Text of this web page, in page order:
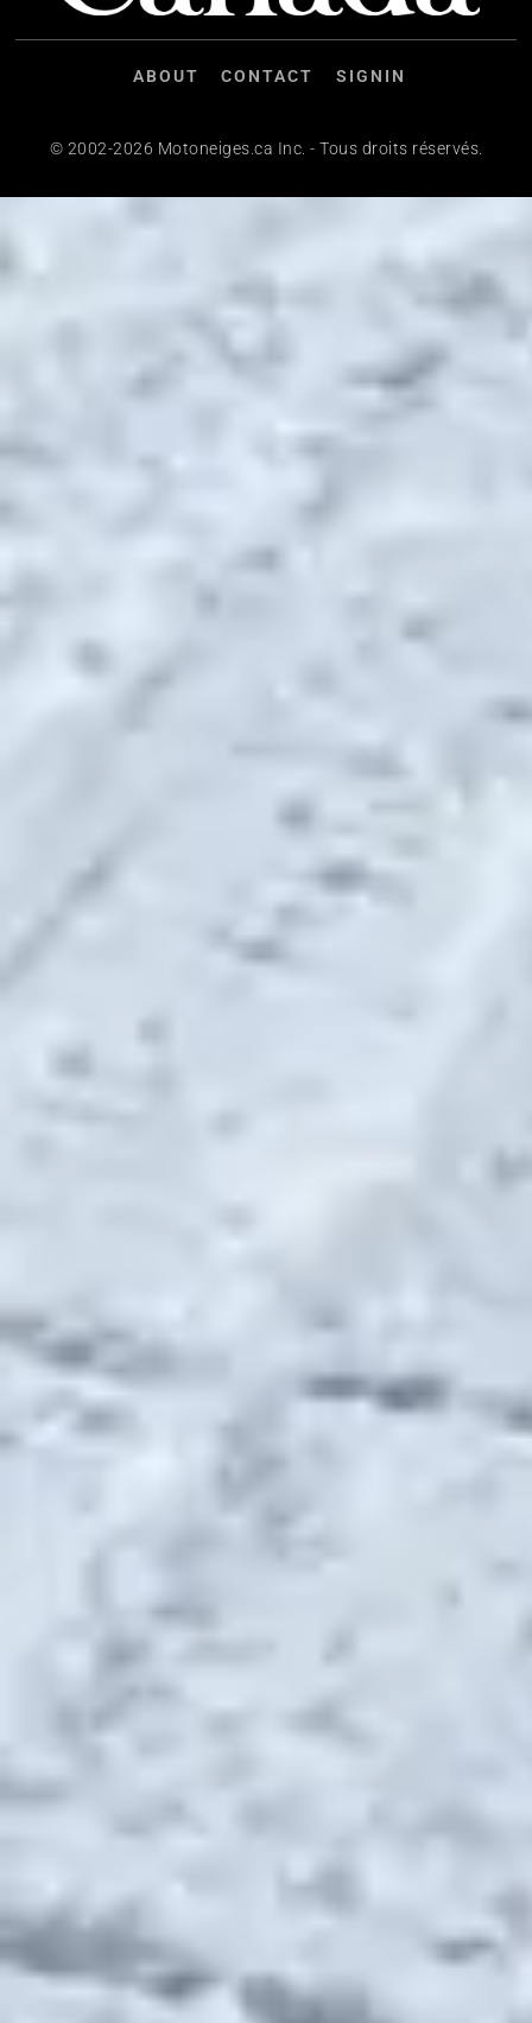
ABOUT CONTACT SIGNIN
© 2002-2026 Motoneiges.ca Inc. - Tous droits réservés.